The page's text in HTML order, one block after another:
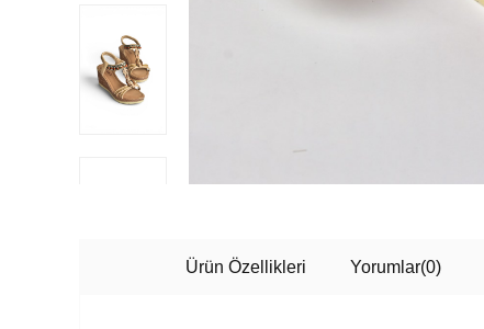
Ürün Özellikleri Yorumlar(0)